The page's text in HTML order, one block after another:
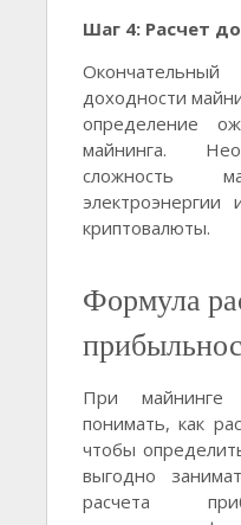
Шаг 4: Расчет
доходности
определение
майнинга.
сложность
криптовалюты.
Формула
При майнинге
понимать, как
чтобы
выгодно
расчета